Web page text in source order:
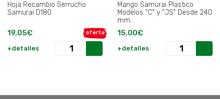
Hoja Recambio Serrucho
Samurai D180 .
oferta
19,05€
+detalles
Mango Samurai Plastico
Modelos "C" y "JS" Desde 240
mm..
15,00€
+detalles